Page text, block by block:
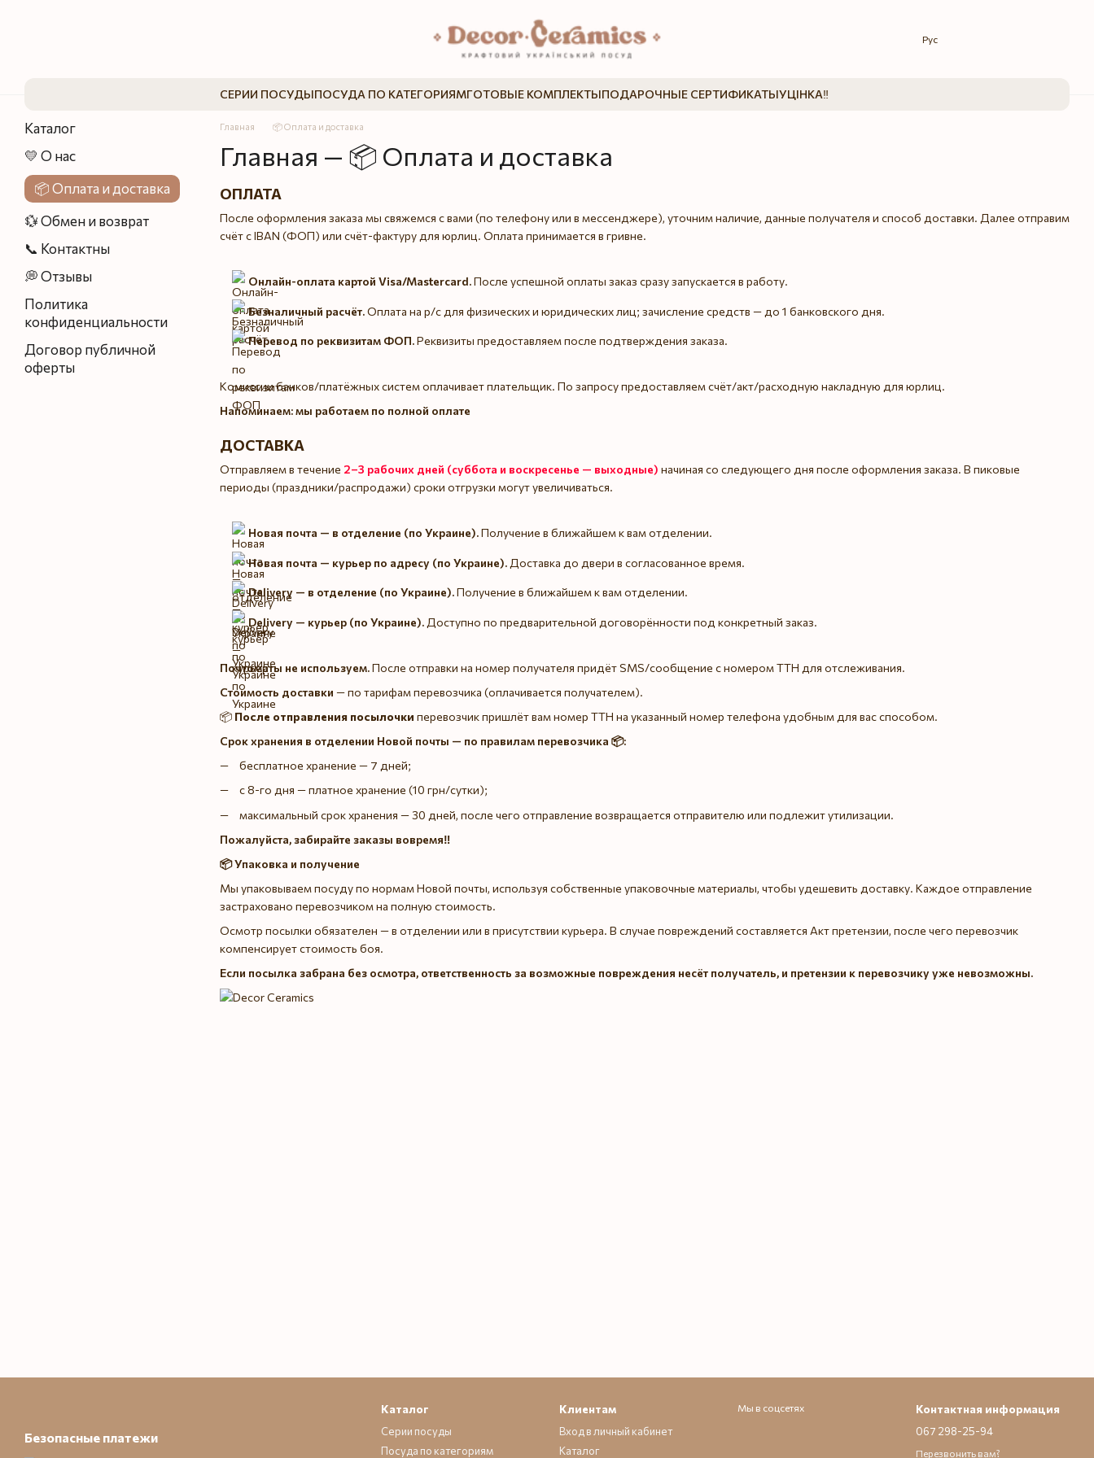
Рус
СЕРИИ ПОСУДЫПОСУДА ПО КАТЕГОРИЯМГОТОВЫЕ КОМПЛЕКТЫПОДАРОЧНЫЕ СЕРТИФИКАТЫУЦІНКА‼️
Главная 📦 Оплата и доставка
Главная — 📦 Оплата и доставка
ОПЛАТА
После оформления заказа мы свяжемся с вами (по телефону или в мессенджере), уточним наличие, данные получателя и способ доставки. Далее отправим
счёт с IBAN (ФОП) или счёт-фактуру для юрлиц. Оплата принимается в гривне.
Онлайн-оплата картой Visa/Mastercard.После успешной оплаты заказ сразу запускается в работу.
Безналичный расчёт.Оплата на р/с для физических и юридических лиц; зачисление средств — до 1 банковского дня.
Перевод по реквизитам ФОП.Реквизиты предоставляем после подтверждения заказа.
Комиссии банков/платёжных систем оплачивает плательщик. По запросу предоставляем счёт/акт/расходную накладную для юрлиц.
Напоминаем: мы работаем по полной оплате
ДОСТАВКА
Отправляем в течение 2–3 рабочих дней (суббота и воскресенье — выходные) начиная со следующего дня после оформления заказа. В пиковые
периоды (праздники/распродажи) сроки отгрузки могут увеличиваться.
Новая почта — в отделение (по Украине).Получение в ближайшем к вам отделении.
Новая почта — курьер по адресу (по Украине). Доставка до двери в согласованное время.
Delivery — в отделение (по Украине).Получение в ближайшем к вам отделении.
Delivery — курьер (по Украине). Доступно по предварительной договорённости под конкретный заказ.
Почтоматы не используем.После отправки на номер получателя придёт SMS/сообщение с номером ТТН для отслеживания.
Стоимость доставки — по тарифам перевозчика (оплачивается получателем).
📦 После отправления посылочки перевозчик пришлёт вам номер ТТН на указанный номер телефона удобным для вас способом.
Срок хранения в отделении Новой почты — по правилам перевозчика 📦:
бесплатное хранение — 7 дней;
с 8-го дня — платное хранение (10 грн/сутки);
максимальный срок хранения — 30 дней, после чего отправление возвращается отправителю или подлежит утилизации.
Пожалуйста, забирайте заказы вовремя‼️
📦 Упаковка и получение
Мы упаковываем посуду по нормам Новой почты, используя собственные упаковочные материалы, чтобы удешевить доставку. Каждое отправление
застраховано перевозчиком на полную стоимость.
Осмотр посылки обязателен — в отделении или в присутствии курьера. В случае повреждений составляется Акт претензии, после чего перевозчик
компенсирует стоимость боя.
Если посылка забрана без осмотра, ответственность за возможные повреждения несёт получатель, и претензии к перевозчику уже невозможны.
Каталог
💛 О нас
📦 Оплата и доставка
💱 Обмен и возврат
📞 Контактны
💭 Отзывы
Политика
конфиденциальности
Договор публичной
оферты
Безопасные платежи
Каталог
Серии посуды
Посуда по категориям
Клиентам
Вход в личный кабинет
Каталог
Мы в соцсетях Контактная информация
067 298-25-94
Перезвонить вам?